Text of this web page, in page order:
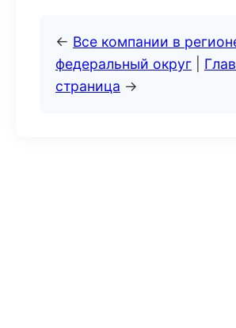
← Все компании в
федеральный округ
страница →